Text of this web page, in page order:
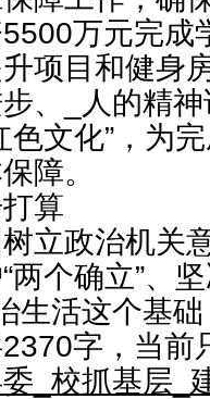
万元完成
项目和健身
、_人的精
色文化”，为
障。
算
树立政治机关
两个确立”、
生活这个基
字，当前
_校抓基层_